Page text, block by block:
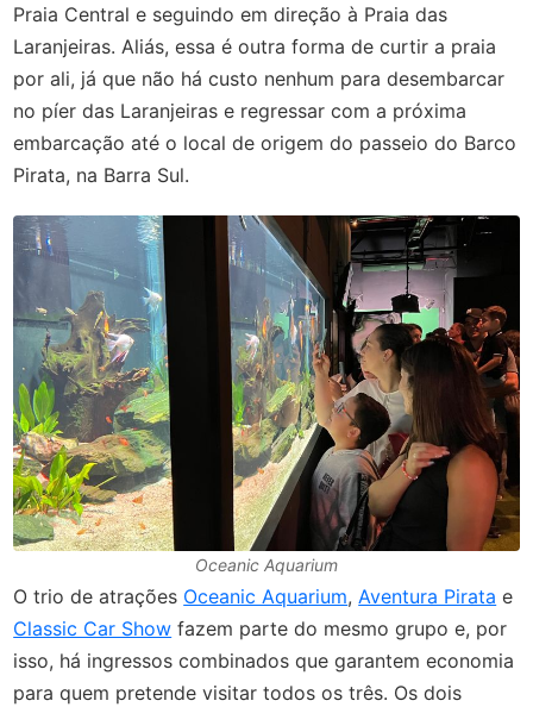
Praia Central e seguindo em direção à Praia das
Laranjeiras. Aliás, essa é outra forma de curtir a praia
por ali, já que não há custo nenhum para desembarcar
no píer das Laranjeiras e regressar com a próxima
embarcação até o local de origem do passeio do Barco
Pirata, na Barra Sul.
Oceanic Aquarium
O trio de atrações Oceanic Aquarium,Aventura Pirata e
Classic Car Show fazem parte do mesmo grupo e, por
isso, há ingressos combinados que garantem economia
para quem pretende visitar todos os três. Os dois